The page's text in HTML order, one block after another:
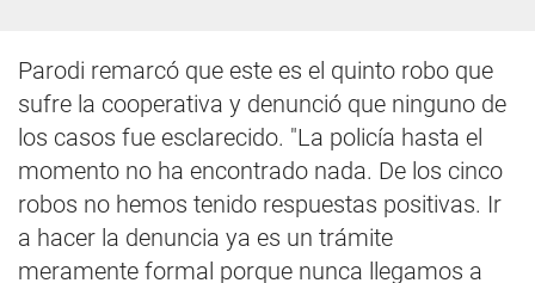
Parodi remarcó que este es el quinto robo que
sufre la cooperativa y denunció que ninguno de
los casos fue esclarecido. "La policía hasta el
momento no ha encontrado nada. De los cinco
robos no hemos tenido respuestas positivas. Ir
a hacer la denuncia ya es un trámite
meramente formal porque nunca llegamos a